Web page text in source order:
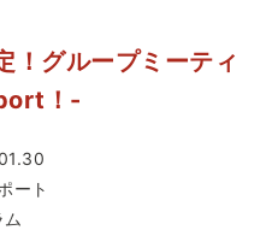
グループミーティ
！-
ート
ム